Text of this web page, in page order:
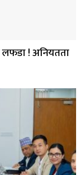
लफडा ! अनियतता